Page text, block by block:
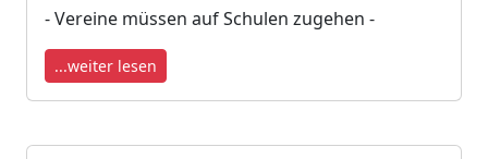
- Vereine müssen auf Schulen zugehen -
...weiter lesen